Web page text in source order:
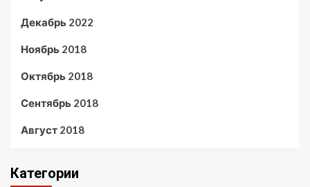
Декабрь 2022
Ноябрь 2018
Октябрь 2018
Сентябрь 2018
Август 2018
Категории